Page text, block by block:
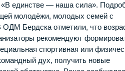
«В единстве — наша сила».
молодёжи, молодых семей с
ОДМ Бердска отметили, что
рекомендуют
спортивная или
дух, получить новые